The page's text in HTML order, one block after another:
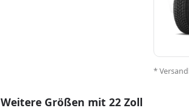
*
Weitere Größen mit 22 Zoll